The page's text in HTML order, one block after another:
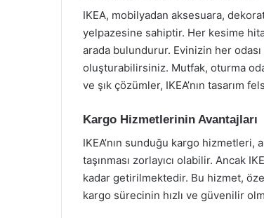
IKEA, mobilyadan aksesuara,
yelpazesine sahiptir. Her kesime
arada bulundurur. Evinizin her
oluşturabilirsiniz. Mutfak, oturma
ve şık çözümler, IKEA’nın tasarım
Kargo Hizmetlerinin Avantajları
IKEA’nın sunduğu kargo hizmetleri,
taşınması zorlayıcı olabilir. Ancak
kadar getirilmektedir. Bu hizmet,
kargo sürecinin hızlı ve güvenilir